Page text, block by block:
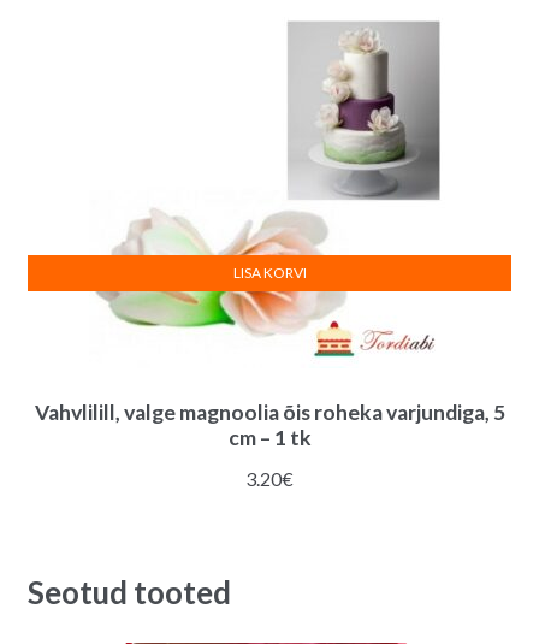
Vahvlilill, valge magnoolia õis roheka varjundiga, 5
cm – 1 tk
3.20€
LISA KORVI
Seotud tooted